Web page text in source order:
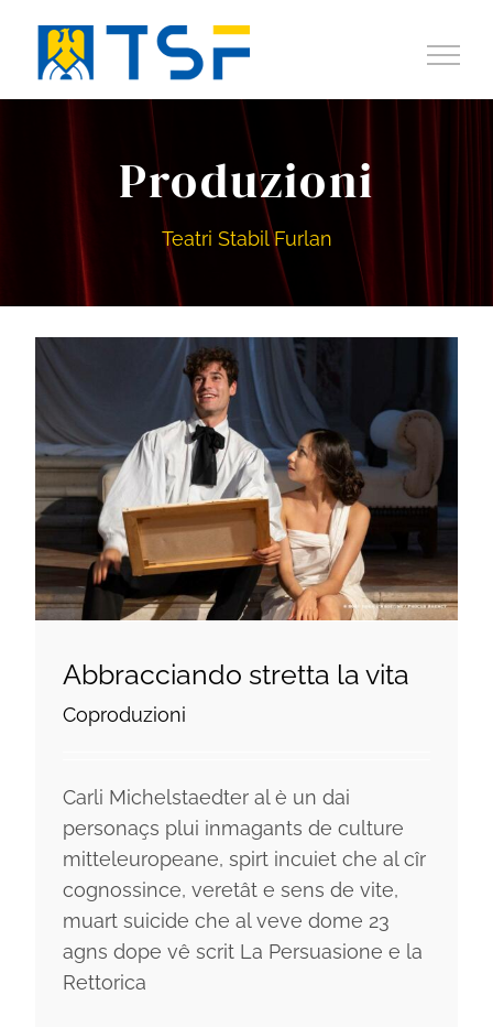
contenuto
Produzioni
Teatri Stabil Furlan
Abbracciando stretta la vita
Coproduzioni
Carli Michelstaedter al è un dai
personaçs plui inmagants de culture
mitteleuropeane, spirt incuiet che al cîr
cognossince, veretât e sens de vite,
muart suicide che al veve dome 23
agns dope vê scrit La Persuasione e la
Rettorica